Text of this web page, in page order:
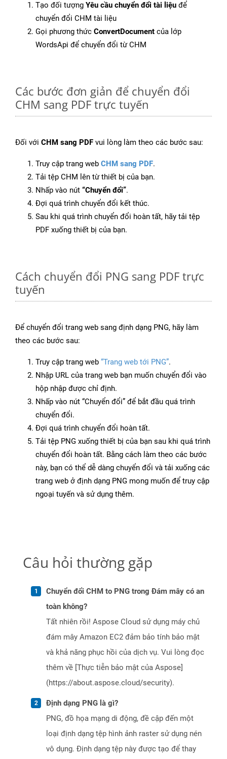
Tạo đối tượng Yêu cầu chuyển đổi tài liệu để
chuyển đổi CHM tài liệu
Gọi phương thức ConvertDocument của lớp
WordsApi để chuyển đổi từ CHM
Các bước đơn giản để chuyển đổi
CHM sang PDF trực tuyến
Đối với CHM sang PDF vui lòng làm theo các bước sau:
Truy cập trang web CHM sang PDF.
Tải tệp CHM lên từ thiết bị của bạn.
Nhấp vào nút “Chuyển đổi”.
Đợi quá trình chuyển đổi kết thúc.
Sau khi quá trình chuyển đổi hoàn tất, hãy tải tệp
PDF xuống thiết bị của bạn.
Cách chuyển đổi PNG sang PDF trực
tuyến
Để chuyển đổi trang web sang định dạng PNG, hãy làm
theo các bước sau:
Truy cập trang web “Trang web tới PNG”.
Nhập URL của trang web bạn muốn chuyển đổi vào
hộp nhập được chỉ định.
Nhấp vào nút “Chuyển đổi” để bắt đầu quá trình
chuyển đổi.
Đợi quá trình chuyển đổi hoàn tất.
Tải tệp PNG xuống thiết bị của bạn sau khi quá trình
chuyển đổi hoàn tất. Bằng cách làm theo các bước
này, bạn có thể dễ dàng chuyển đổi và tải xuống các
trang web ở định dạng PNG mong muốn để truy cập
ngoại tuyến và sử dụng thêm.
Câu hỏi thường gặp
Chuyển đổi CHM to PNG trong Đám mây có an
toàn không?
Tất nhiên rồi! Aspose Cloud sử dụng máy chủ
đám mây Amazon EC2 đảm bảo tính bảo mật
và khả năng phục hồi của dịch vụ. Vui lòng đọc
thêm về [Thực tiễn bảo mật của Aspose]
(https://about.aspose.cloud/security).
Định dạng PNG là gì?
PNG, đồ họa mạng di động, đề cập đến một
loại định dạng tệp hình ảnh raster sử dụng nén
vô dụng. Định dạng tệp này được tạo để thay